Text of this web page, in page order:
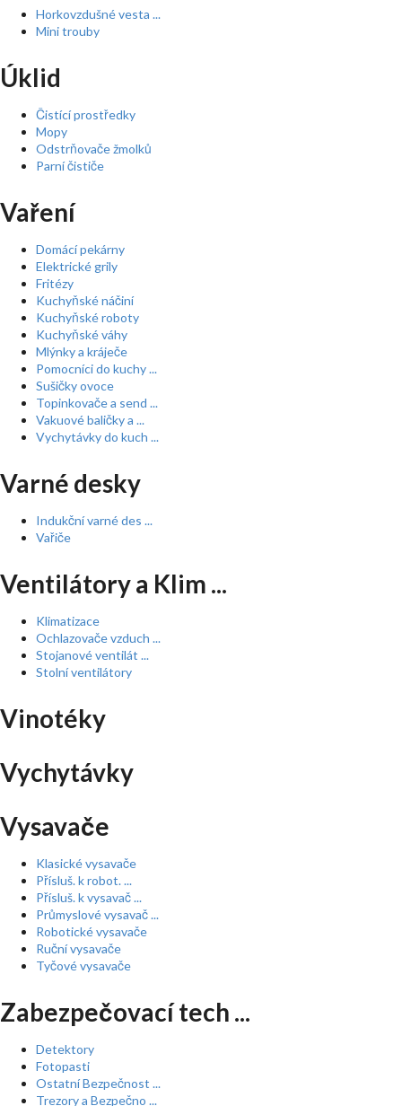
Horkovzdušné vesta ...
Mini trouby
Úklid
Čistící prostředky
Mopy
Odstrňovače žmolků
Parní čističe
Vaření
Domácí pekárny
Elektrické grily
Fritézy
Kuchyňské náčiní
Kuchyňské roboty
Kuchyňské váhy
Mlýnky a kráječe
Pomocníci do kuchy ...
Sušičky ovoce
Topinkovače a send ...
Vakuové baličky a ...
Vychytávky do kuch ...
Varné desky
Indukční varné des ...
Vařiče
Ventilátory a Klim ...
Klimatizace
Ochlazovače vzduch ...
Stojanové ventilát ...
Stolní ventilátory
Vinotéky
Vychytávky
Vysavače
Klasické vysavače
Přísluš. k robot. ...
Přísluš. k vysavač ...
Průmyslové vysavač ...
Robotické vysavače
Ruční vysavače
Tyčové vysavače
Zabezpečovací tech ...
Detektory
Fotopasti
Ostatní Bezpečnost ...
Trezory a Bezpečno ...